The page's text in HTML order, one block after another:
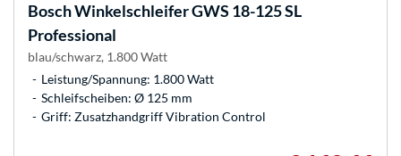
BoschWinkelschleifer GWS 18-125 SL
Professional
blau/schwarz, 1.800 Watt
Leistung/Spannung: 1.800 Watt
Schleifscheiben: Ø 125 mm
Griff: Zusatzhandgriff Vibration Control